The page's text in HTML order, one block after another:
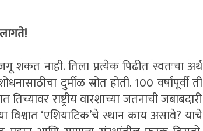
शकत नाही. तिला प्रत्येक पिढीत स्वतःचा अर्थ
दुर्मीळ स्रोत होती. 100 वर्षांपूर्वी ती
तिच्यावर राष्ट्रीय वारशाच्या जतनाची जबाबदारी
विश्वात ‌‘एशियाटिक‌’चे स्थान काय असावे? याचे